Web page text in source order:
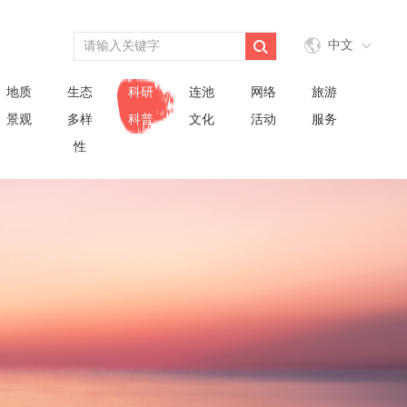
中文
地质
景观
生态
多样
性
科研
科普
连池
文化
网络
活动
旅游
服务